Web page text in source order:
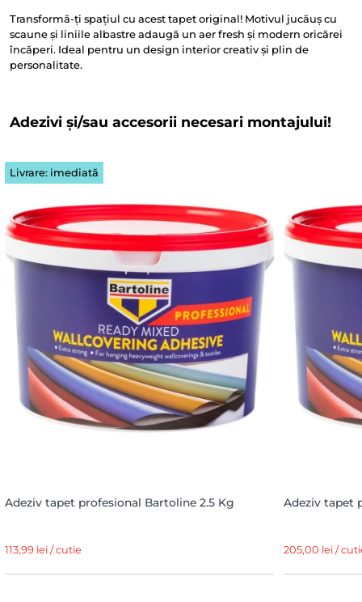
Transformă-ți spațiul cu acest tapet original! Motivul jucăuș cu
scaune și liniile albastre adaugă un aer fresh și modern oricărei
încăperi. Ideal pentru un design interior creativ și plin de
personalitate.
Adezivi și/sau accesorii necesari montajului!
Livrare: imediată
Adeziv tapet profesional Bartoline 2.5 Kg
113,99 lei / cutie
Adeziv tapet
205,00 lei /